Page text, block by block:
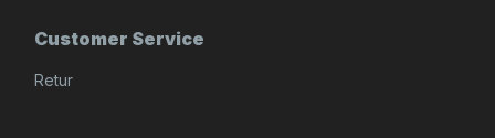
Customer Service
Retur